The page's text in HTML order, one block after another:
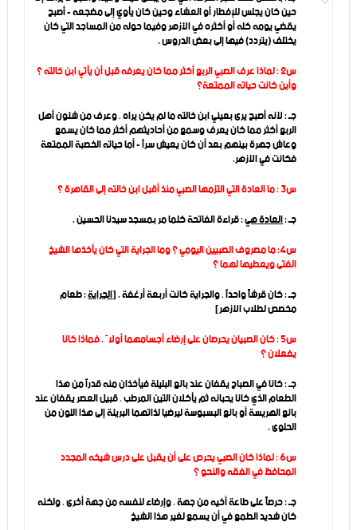
حين كان يجلس للإفطار أو العشاء وحين كان يأوي إلى مضجعه - أصبح
يقضي يومه كله أو أكثره في الأزهر وفيما حوله من المساجد التي كان
يختلف (يتردد) فيها إلى بعض الدروس .
س2 : لماذا عرف الصبي الربع أكثر مما كان يعرفه قبل أن يأتي ابن خالته ؟
وأين كانت حياته الممتعة؟
جـ : لأنه أصبح يرى بعيني ابن خالته ما لم يكن يراه ، وعرف من شئون أهل
الربع أكثر مما كان يعرف وسمع من أحاديثهم أكثر مما كان يسمع
وعاش جهرة بينهم بعد أن كان يعيش سراً - أما حياته الخصبة الممتعة
فكانت في الأزهر.
س3 : ما العادة التي التزمها الصبي منذ أقبل ابن خالته إلى القاهرة ؟
جـ :العادة هي: قراءة الفاتحة كلما مر بمسجد سيدنا الحسين .
س4: ما مصروف الصبيين اليومي ؟ وما الجراية التي كان يأخذها الشيخ
الفتى ويعطيها لهما ؟
جـ : كان قرشاً واحداً ، والجراية كانت أربعة أرغفة . [الجراية: طعام
مخصص لطلاب الأزهر]
س5 : كان الصبيان يحرصان على إرضاء أجسامهما أولاً . فماذا كانا
يفعلان ؟
جـ : كانا في الصباح يقفان عند بائع البليلة فيأخذان منه قدراً من هذا
الطعام الذي كانا يحبانه ثم يأكلان التين المرطب ، قبيل العصر يقفان عند
بائع الهريسة أو بائع البسبوسة ليرضيا لذاتهما البريئة إلى هذا اللون من
الحلوى .
س6 : لماذا كان الصبي يحرص على أن يقبل على درس شيخه المجدد
المحافظ في الفقه والنحو ؟
جـ : حرصاً على طاعة أخيه من جهة ، وإرضاء لنفسه من جهة أخرى ، ولكنه
كان شديد الطمع في أن يسمع لغير هذا الشيخ